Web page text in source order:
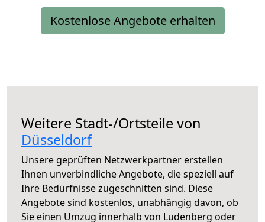
Kostenlose Angebote erhalten
Weitere Stadt-/Ortsteile von
Düsseldorf
Unsere geprüften Netzwerkpartner erstellen
Ihnen unverbindliche Angebote, die speziell auf
Ihre Bedürfnisse zugeschnitten sind. Diese
Angebote sind kostenlos, unabhängig davon, ob
Sie einen Umzug innerhalb von Ludenberg oder